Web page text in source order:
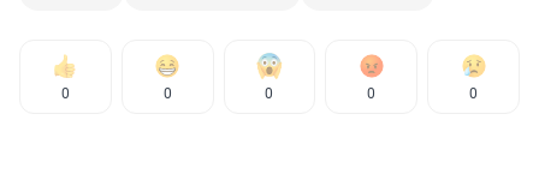
0 0 0 0 0